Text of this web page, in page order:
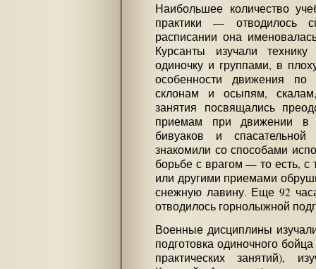
Наибольшее количество
практики — отводилось
расписании она
Курсанты изучали
одиночку и группами, в
особенности движения
склонам и осыпям,
занятия посвящались
приемам при движении в
бивуаков и
знакомили со способами
борьбе с врагом — то есть,
или другими приемами
снежную лавину. Еще 92
отводилось горнолыжной
Военные дисциплины
подготовка одиночного
практических занятий),